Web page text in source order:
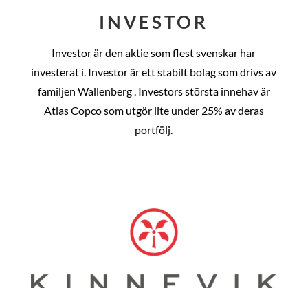
INVESTOR
Investor är den aktie som flest svenskar har
investerat i. Investor är ett stabilt bolag som drivs av
familjen Wallenberg . Investors största innehav är
Atlas Copco som utgör lite under 25% av deras
portfölj.